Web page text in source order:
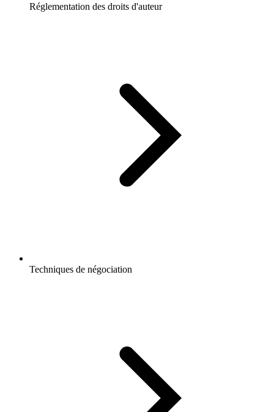
Réglementation des droits d'auteur
Techniques de négociation